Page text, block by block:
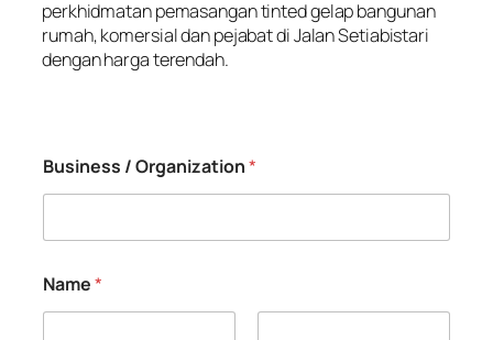
perkhidmatan pemasangan tinted gelap bangunan
rumah, komersial dan pejabat di Jalan Setiabistari
dengan harga terendah.
Business / Organization*
Name*